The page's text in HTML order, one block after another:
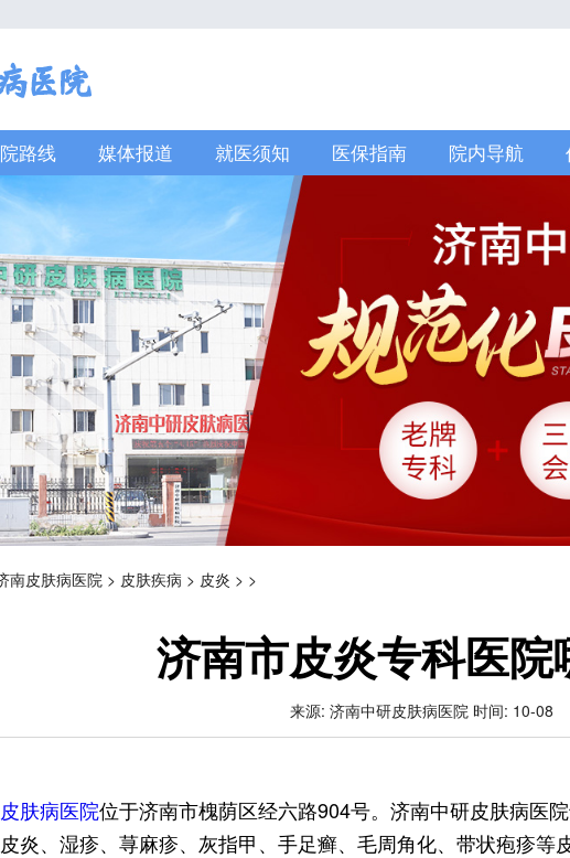
路线 媒体报道 就医须知 医保指南 院内导航
南皮肤病医院 > 皮肤疾病 > 皮炎 > >
济南市皮炎专科医院
来源: 济南中研皮肤病医院 时间: 10-08
肤病医院位于济南市槐荫区经六路904号。济南中研皮肤病医
炎、湿疹、荨麻疹、灰指甲、手足癣、毛周角化、带状疱疹等